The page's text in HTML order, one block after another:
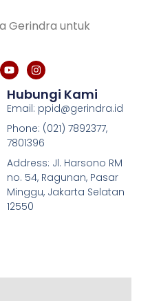
Gerindra untuk
Hubungi Kami
Email: ppid@gerindra.id
Phone: (021) 7892377,
7801396
Address: Jl. Harsono RM
no. 54, Ragunan, Pasar
Minggu, Jakarta Selatan
12550